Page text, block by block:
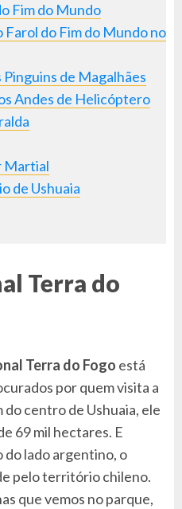
Fim do Mundo
Farol do Fim do Mundo no
Pinguins de Magalhães
Andes de Helicóptero
Martial
de Ushuaia
Terra do
Terra do Fogo está
por quem visita a
do centro de Ushuaia, ele
69 mil hectares. E
do lado argentino, o
pelo território chileno.
que vemos no parque,